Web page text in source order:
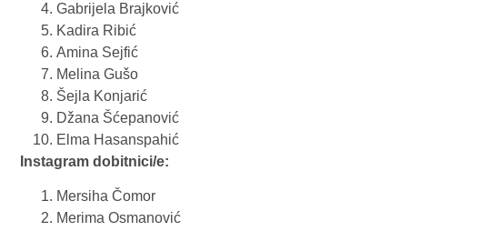
Gabrijela Brajković
Kadira Ribić
Amina Sejfić
Melina Gušo
Šejla Konjarić
Džana Šćepanović
Elma Hasanspahić
Instagram dobitnici/e:
Mersiha Čomor
Merima Osmanović